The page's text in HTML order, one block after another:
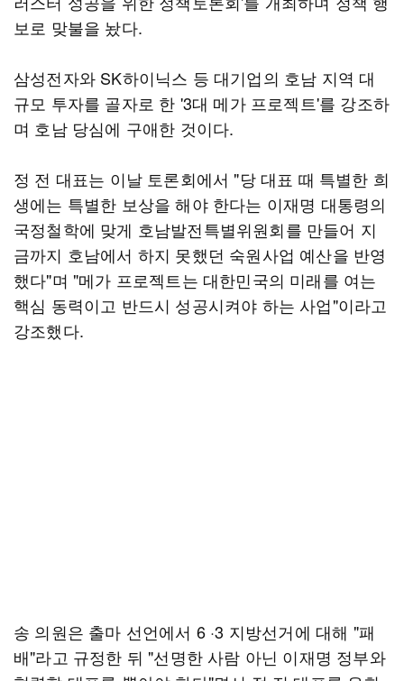
보로 맞불을 놨다.
삼성전자와 SK하이닉스 등 대기업의 호남 지역 대
규모 투자를 골자로 한 '3대 메가 프로젝트'를 강조하
며 호남 당심에 구애한 것이다.
정 전 대표는 이날 토론회에서 "당 대표 때 특별한 희
생에는 특별한 보상을 해야 한다는 이재명 대통령의
국정철학에 맞게 호남발전특별위원회를 만들어 지
금까지 호남에서 하지 못했던 숙원사업 예산을 반영
했다"며 "메가 프로젝트는 대한민국의 미래를 여는
핵심 동력이고 반드시 성공시켜야 하는 사업"이라고
강조했다.
송 의원은 출마 선언에서 6 ·3 지방선거에 대해 "패
배"라고 규정한 뒤 "선명한 사람 아닌 이재명 정부와